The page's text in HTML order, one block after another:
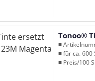
Tonoo®
■
■ für ca. 600
■ Preis/100